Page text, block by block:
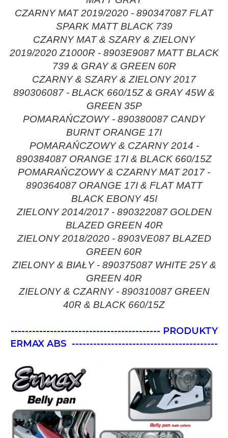
CZARNY MAT 2019/2020 - 890347087 FLAT
SPARK MATT BLACK 739
CZARNY MAT & SZARY & ZIELONY
2019/2020 Z1000R - 8903E9087 MATT BLACK
739 & GRAY & GREEN 60R
CZARNY & SZARY & ZIELONY 2017
890306087 - BLACK 660/15Z & GRAY 45W &
GREEN 35P
POMARAŃCZOWY - 890380087 CANDY
BURNT ORANGE 17I
POMARAŃCZOWY & CZARNY 2014 -
890384087 ORANGE 17I & BLACK 660/15Z
POMARAŃCZOWY & CZARNY MAT 2017 -
890364087 ORANGE 17I & FLAT MATT
BLACK EBONY 45I
ZIELONY 2014/2017 - 890322087 GOLDEN
BLAZED GREEN 40R
ZIELONY 2018/2020 - 8903VE087 BLAZED
GREEN 60R
ZIELONY & BIAŁY - 890375087 WHITE 25Y &
GREEN 40R
ZIELONY & CZARNY - 890310087 GREEN
40R & BLACK 660/15Z
------------------------------------------ PRODUKTY
ERMAX ABS -----------------------------------------